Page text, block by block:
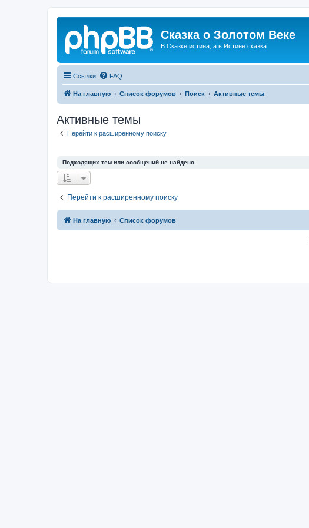
Сказка о Золотом Веке
В Сказке истина, а в Истине сказка.
Ссылки FAQ
На главную Список форумов Поиск Активные темы
Активные темы
Перейти к расширенному поиску
Подходящих тем или сообщений не найдено.
Перейти к расширенному поиску
На главную Список форумов